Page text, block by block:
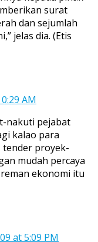
surat
dan sejumlah
jelas dia. (Etis
AM
nakuti pejabat
kalao para
proyek-
mudah percaya
ekonomi itu
at 5:09 PM